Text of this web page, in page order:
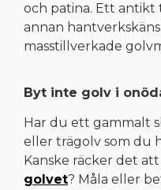
och patina. Ett
annan
masstillverkade
Byt inte golv i
Har du ett gammalt
eller trägolv som du
Kanske räcker det att
golvet? Måla eller